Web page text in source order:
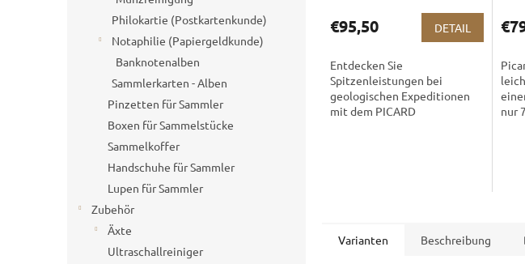
Philokartie (Postkartenkunde)
Notaphilie (Papiergeldkunde)
Banknotenalben
Sammlerkarten - Alben
Pinzetten für Sammler
Boxen für Sammelstücke
Sammelkoffer
Handschuhe für Sammler
Lupen für Sammler
Zubehör
Äxte
Ultraschallreiniger
€95,50 DETAIL
Entdecken Sie
Spitzenleistungen bei
geologischen Expeditionen
mit dem PICARD
nur
Varianten Beschreibung